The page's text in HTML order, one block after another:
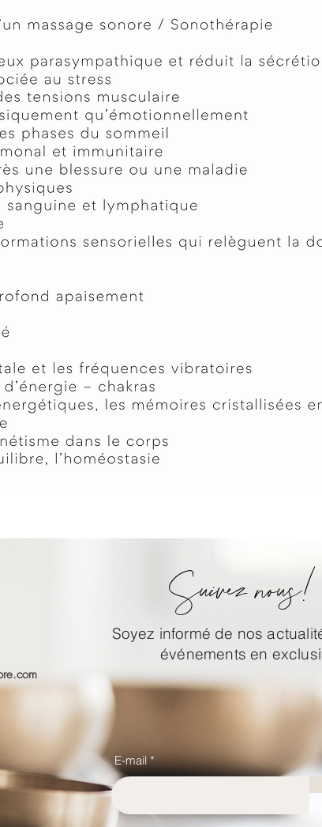
E-mail
Suivez nous!
Soyez informé de nos
événements en